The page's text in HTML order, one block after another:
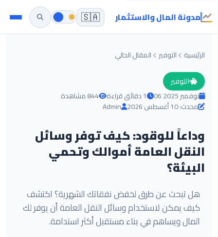
مدونة المال والاستثمار 🇸🇦
الرئيسية التوفير المقال الحالي
التوفير
06 نوفمبر 2025
1 دقائق قراءة
844 مشاهدة
محدث: 10 أغسطس 2026
Admin
وداعاً للوقود: كيف توفر وسائل
النقل العامة أموالك وتحمي
البيئة؟
هل تبحث عن طرق لخفض نفقاتك الشهرية؟ اكتشف
كيف يمكن لاستخدام وسائل النقل العامة أن يوفر لك
المال ويساهم في بناء مستقبل أكثر استدامة.